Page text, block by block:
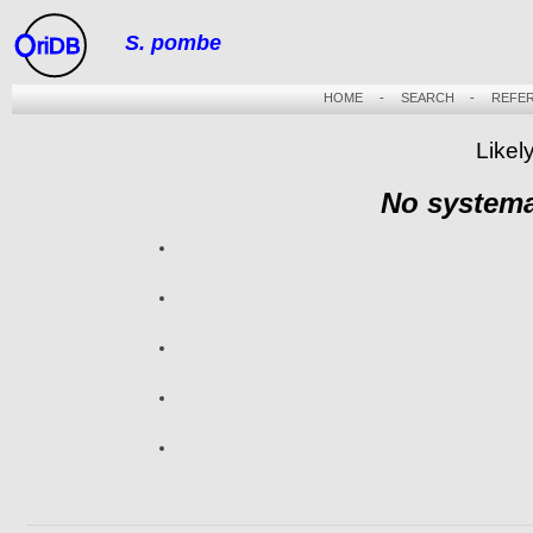
riDB S. pombe
HOME- SEARCH -
No